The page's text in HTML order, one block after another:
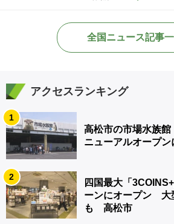
全国ニュース記事
アクセスランキング
1
高松市の市場水族
ニューアルオープ
2
四国最大「
ーンにオープン 大
も 高松市